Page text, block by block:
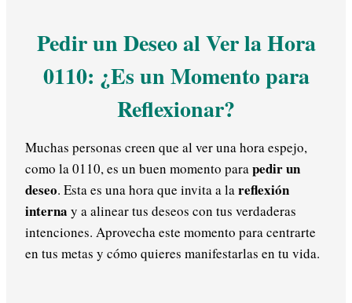
Pedir un Deseo al Ver la Hora
0110: ¿Es un Momento para
Reflexionar?
Muchas personas creen que al ver una hora espejo,
como la 0110, es un buen momento parapedir un
deseo. Esta es una hora que invita a lareflexión
interna y a alinear tus deseos con tus verdaderas
intenciones. Aprovecha este momento para centrarte
en tus metas y cómo quieres manifestarlas en tu vida.